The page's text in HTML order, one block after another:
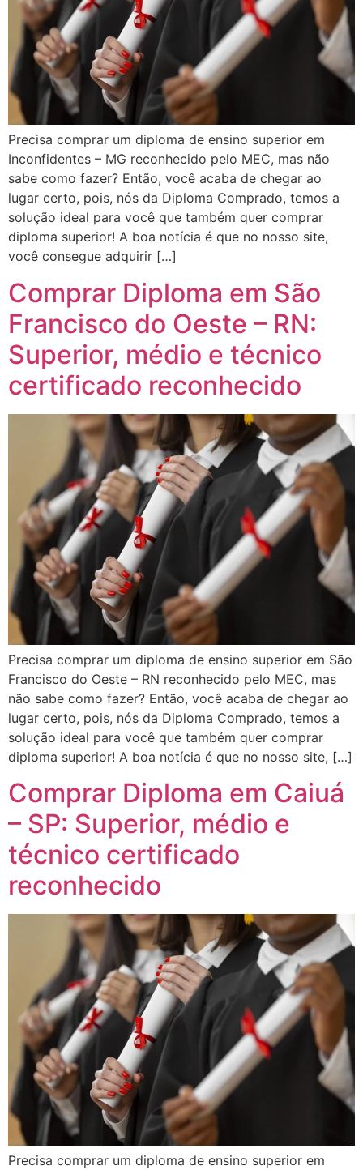
Precisa comprar um diploma de ensino superior em
Inconfidentes – MG reconhecido pelo MEC, mas não
sabe como fazer? Então, você acaba de chegar ao
lugar certo, pois, nós da Diploma Comprado, temos a
solução ideal para você que também quer comprar
diploma superior! A boa notícia é que no nosso site,
você consegue adquirir […]
Comprar Diploma em São
Francisco do Oeste – RN:
Superior, médio e técnico
certificado reconhecido
Precisa comprar um diploma de ensino superior em São
Francisco do Oeste – RN reconhecido pelo MEC, mas
não sabe como fazer? Então, você acaba de chegar ao
lugar certo, pois, nós da Diploma Comprado, temos a
solução ideal para você que também quer comprar
diploma superior! A boa notícia é que no nosso site, […]
Comprar Diploma em Caiuá
– SP: Superior, médio e
técnico certificado
reconhecido
Precisa comprar um diploma de ensino superior em